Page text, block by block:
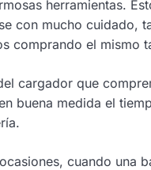
herramientas.
con mucho cuidado,
comprando el mismo
cargador que
buena medida el
cuando una